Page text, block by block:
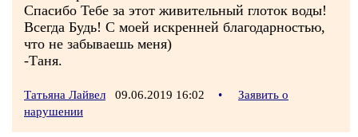
Спасибо Тебе за этот живительный глоток воды!
Всегда Будь! С моей искренней благодарностью,
что не забываешь меня)
-Таня.
Татьяна Лайвел 09.06.2019 16:02 •
Заявить о
нарушении